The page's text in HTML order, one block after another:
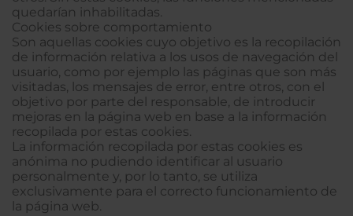
quedarían inhabilitadas.
Cookies sobre comportamiento
Son aquellas cookies cuyo objetivo es la recopilación
de información relativa a los usos de navegación del
usuario, como por ejemplo las páginas que son más
visitadas, los mensajes de error, entre otros, con el
objetivo por parte del responsable, de introducir
mejoras en la página web en base a la información
recopilada por estas cookies.
La información recopilada por estas cookies es
anónima no pudiendo identificar al usuario
personalmente y, por lo tanto, se utiliza
exclusivamente para el correcto funcionamiento de
la página web.